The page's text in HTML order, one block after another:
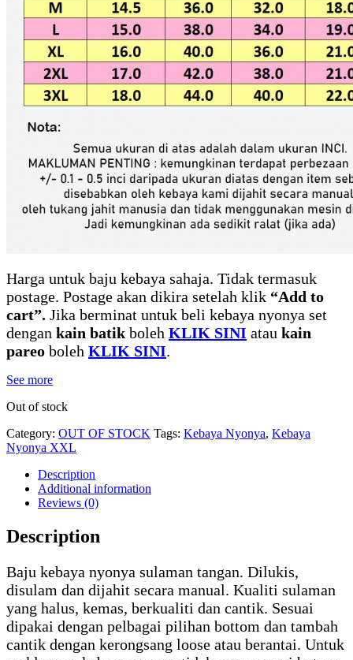
Harga untuk baju kebaya sahaja. Tidak termasuk
postage. Postage akan dikira setelah klik “Add to
cart”. Jika berminat untuk beli kebaya nyonya set
dengan kain batik boleh KLIK SINI atau kain
pareo boleh KLIK SINI.
See more
Out of stock
Category: OUT OF STOCK Tags: Kebaya Nyonya, Kebaya
Nyonya XXL
Description
Additional information
Reviews (0)
Description
Baju kebaya nyonya sulaman tangan. Dilukis,
disulam dan dijahit secara manual. Kualiti sulaman
yang halus, kemas, berkualiti dan cantik. Sesuai
dipakai dengan pelbagai pilihan bottom dan tambah
cantik dengan kerongsang loose atau berantai. Untuk